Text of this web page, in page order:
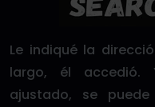
Le indiqué la
largo, él accedió.
ajustado, se